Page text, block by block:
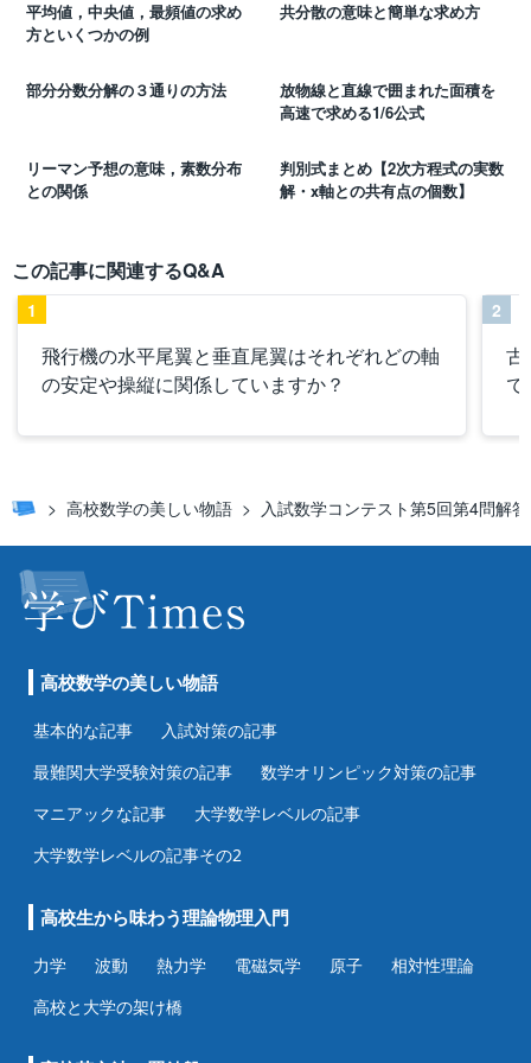
平均値，中央値，最頻値の求め
方といくつかの例
共分散の意味と簡単な求め方
部分分数分解の３通りの方法
放物線と直線で囲まれた面積を
高速で求める1/6公式
リーマン予想の意味，素数分布
との関係
判別式まとめ【2次方程式の実数
解・x軸との共有点の個数】
この記事に関連するQ&A
飛行機の水平尾翼と垂直尾翼はそれぞれどの軸
の安定や操縦に関係していますか？
1
古
で
2
高校数学の美しい物語 入試数学コンテスト第5回第4問解
高校数学の美しい物語
基本的な記事
入試対策の記事
最難関大学受験対策の記事
数学オリンピック対策の記事
マニアックな記事
大学数学レベルの記事
大学数学レベルの記事その2
高校生から味わう理論物理入門
力学 波動 熱力学 電磁気学 原子
相対性理論
高校と大学の架け橋